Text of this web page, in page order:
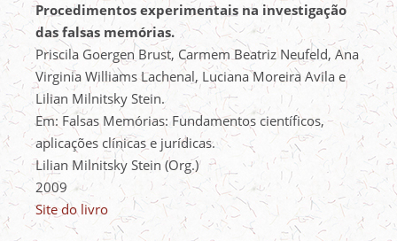
Procedimentos experimentais na investigação
das falsas memórias.
Priscila Goergen Brust, Carmem Beatriz Neufeld, Ana
Virginia Williams Lachenal, Luciana Moreira Avila e
Lilian Milnitsky Stein.
Em: Falsas Memórias: Fundamentos científicos,
aplicações clínicas e jurídicas.
Lilian Milnitsky Stein (Org.)
2009
Site do livro